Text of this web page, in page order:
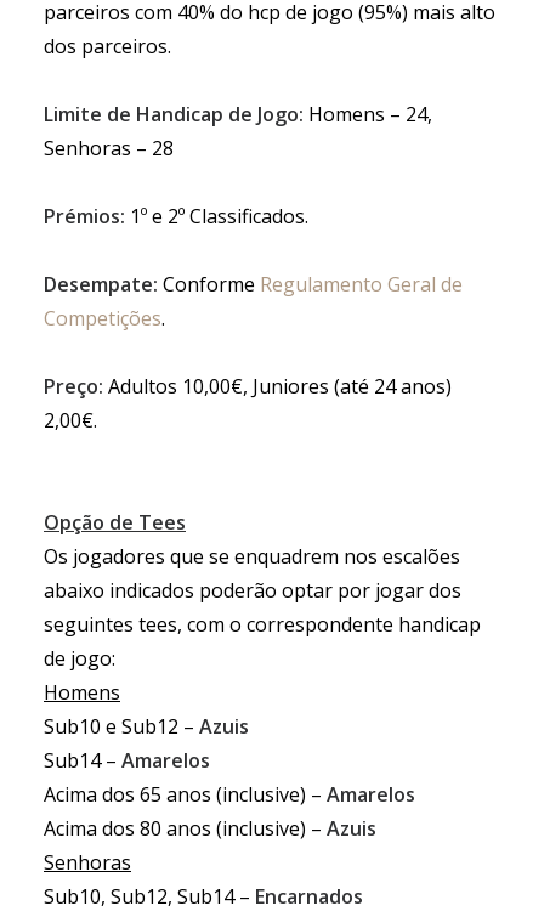
parceiros com 40% do hcp de jogo (95%) mais alto
dos parceiros.
Limite de Handicap de Jogo: Homens – 24,
Senhoras – 28
Prémios: 1º e 2º Classificados.
Desempate: Conforme Regulamento Geral de
Competições.
Preço: Adultos 10,00€, Juniores (até 24 anos)
2,00€.
Opção de Tees
Os jogadores que se enquadrem nos escalões
abaixo indicados poderão optar por jogar dos
seguintes tees, com o correspondente handicap
de jogo:
Homens
Sub10 e Sub12 – Azuis
Sub14 – Amarelos
Acima dos 65 anos (inclusive) – Amarelos
Acima dos 80 anos (inclusive) – Azuis
Senhoras
Sub10, Sub12, Sub14 – Encarnados